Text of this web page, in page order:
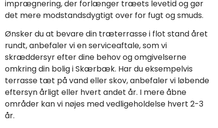
imprægnering, der forlænger træets levetid og gør
det mere modstandsdygtigt over for fugt og smuds.
Ønsker du at bevare din træterrasse i flot stand året
rundt, anbefaler vi en serviceaftale, som vi
skræddersyr efter dine behov og omgivelserne
omkring din bolig i Skærbæk. Har du eksempelvis
terrasse tæt på vand eller skov, anbefaler vi løbende
eftersyn årligt eller hvert andet år. I mere åbne
områder kan vi nøjes med vedligeholdelse hvert 2-3
år.